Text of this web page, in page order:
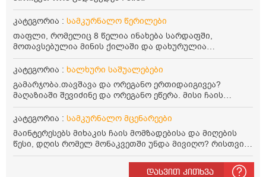
კატეგორია : სამკურნალო წერილები
თაფლი, რომელიც 8 წელია ინახება სარდაფში,
მოთავსებულია მინის ქილაში და დახურულია
პლასტმასის სახურავით. ექნება თუ არა შენარჩუნებული
სასარგებლო თვისებები და შეიძლება თუ არა მისი
კატეგორია : ხალხური საშუალებები
გამარჯობა.თავშავა და ორეგანო ერთიდაიგივეა?
მაღაზიაში შევიძინე და ორეგანო ეწერა. მისი ჩაის
დალევის წესი მაინტერესებს.რისთვის არის კარგი?
წავიკითხე რომ: 1 ჭიქა თბილ წყალში ჩავყაროთ 1 ჩაის
კოვზი დაქუცმაცებული და გამხმარი ორეგანო და
გავაჩეროთ 10-15 წუთი, მივიღოთო ჭამიდან 1-2 საათში.
მიზანი: ანტიოქსიდანტური და ანთების საწინააღმდეგო
თვისება. სწორია ეს ინფორმაცია? უკუჩვენება რა აქვს
და ბრონქულ ასთმას თუ შველის ორეგანოს ჩაი?
კატეგორია : სამკურნალო მცენარეები
მაინტერესებს მიხაკის ჩაის მომზადებისა და მიღების
წესი, დღის რომელ მონაკვეთში უნდა მივიღო? რისთვის
არის სასარგებლო და უკუჩვენება თუ აქვს
დასვით კითხვა